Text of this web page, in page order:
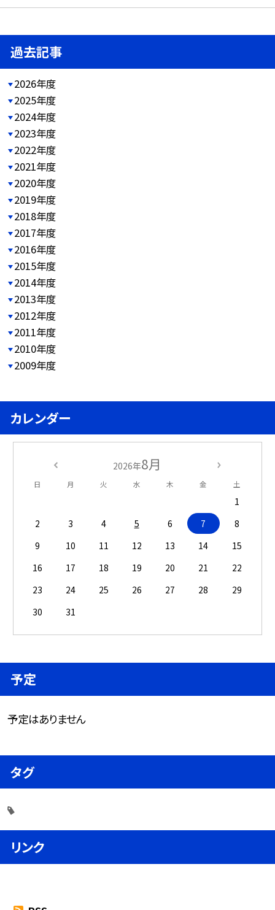
過去記事
2026年度
2025年度
2024年度
2023年度
2022年度
2021年度
2020年度
2019年度
2018年度
2017年度
2016年度
2015年度
2014年度
2013年度
2012年度
2011年度
2010年度
2009年度
カレンダー
2026年8月
日 月 火 水 木 金 土
1
2
3 4 5 6 7
8
9
10 11 12 13 14
15
16
17 18 19 20 21
22
23
24 25 26 27 28
29
30
31
予定
予定はありません
タグ
リンク